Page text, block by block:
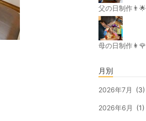
父の日制作👨🌟
母の日制作👩🌹
月別
2026年7月 (3)
2026年6月 (1)